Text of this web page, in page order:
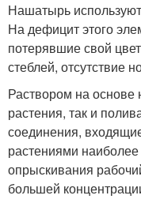
Нашатырь
На дефицит этого
потерявшие свой
стеблей, отсутствие
Раствором на
растения, так и
соединения,
растениями
опрыскивания
большей